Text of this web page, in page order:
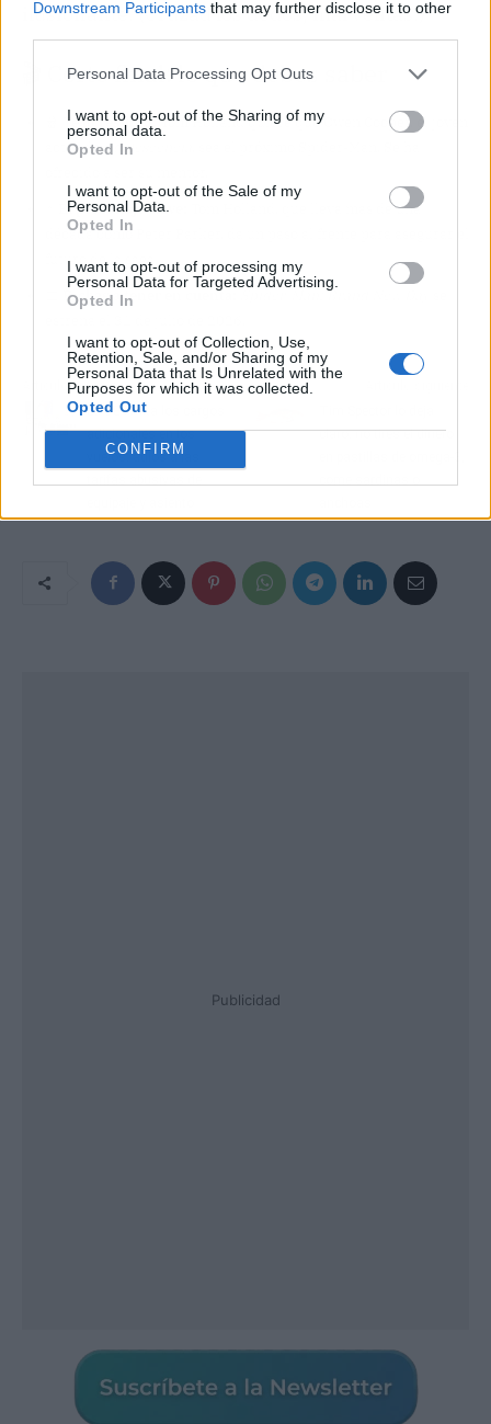
Downstream Participants that may further disclose it to other
Personal Data Processing Opt Outs
I want to opt-out of the Sharing of my
personal data.
Opted In
I want to opt-out of the Sale of my
Personal Data.
Opted In
I want to opt-out of processing my
Personal Data for Targeted Advertising.
Opted In
I want to opt-out of Collection, Use,
Retention, Sale, and/or Sharing of my
Personal Data that Is Unrelated with the
Purposes for which it was collected.
Opted Out
CONFIRM
ilusionante. (Cruzad los dedos, marvelitas.)
🎬 Corte final: lo que debes saber
Te lo resumo:Tom Holland quiere que Owen Cooper, el joven
actor deAdolescencia
El personaje clave:
Tom Holland, que lleva más de una
década como Peter Parker, da un paso al frente para asegurar el
futuro de la saga.
Fechas a tener en cuenta: Spider-Man: Brand New Day
Artículo anterior
La UE limita los cargos
adicionales en los
vuelos: adiós a las
claro: no tires el dinero
Publicidad